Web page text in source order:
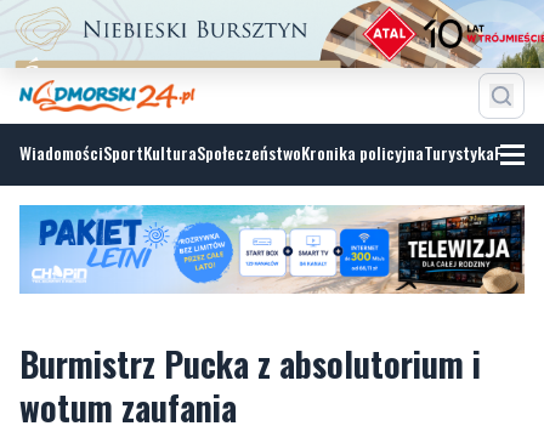
WiadomościSportKulturaSpołeczeństwoKronika policyjnaTurystyka
Burmistrz Pucka z absolutorium i
piątek, 30 czerwca 2023, 12:00